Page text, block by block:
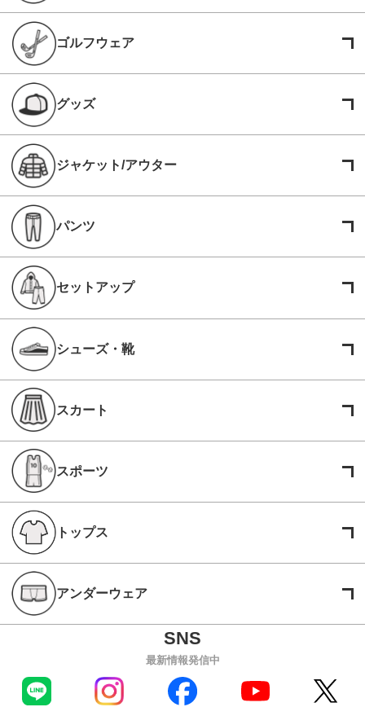
ゴルフウェア
グッズ
ジャケット/アウター
パンツ
セットアップ
シューズ・靴
スカート
スポーツ
トップス
アンダーウェア
最新情報発信中